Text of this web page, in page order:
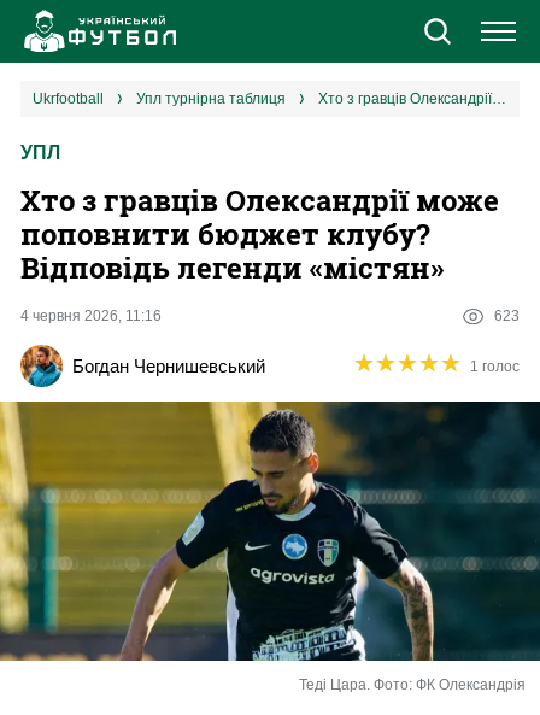
Новини
Єврокубки
УПЛ
2 ліга
Різне
Букмекери
Казино
ukrfootball упл турнірна таблиця Хто з гравців Олександрії може поповнити бюджет клубу? Відповідь легенди «містян»
УПЛ
Хто з гравців Олександрії може
поповнити бюджет клубу?
Відповідь легенди «містян»
4 червня 2026, 11:16 623
Богдан Чернишевський ★★★★★
★★★★★ 1 голос
Теді Цара. Фото: ФК Олександрія